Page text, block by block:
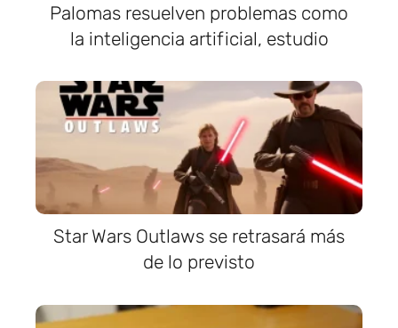
Palomas resuelven problemas como
la inteligencia artificial, estudio
Star Wars Outlaws se retrasará más
de lo previsto